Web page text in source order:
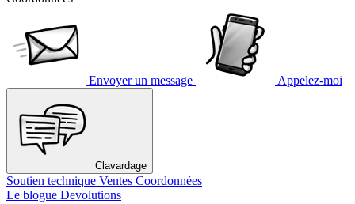
Envoyer un message Appelez-moi
Clavardage
Soutien technique Ventes Coordonnées
Le blogue Devolutions